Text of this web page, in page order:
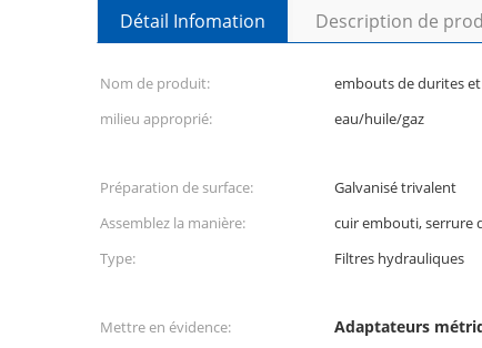
Détail Infomation Description de
Nom de produit: embouts de durites
milieu approprié:
eau/huile/gaz
Préparation de surface:
Galvanisé trivalent
Assemblez la manière:
cuir embouti, serrure
Type:
Filtres hydrauliques
Mettre en évidence:
Adaptateurs